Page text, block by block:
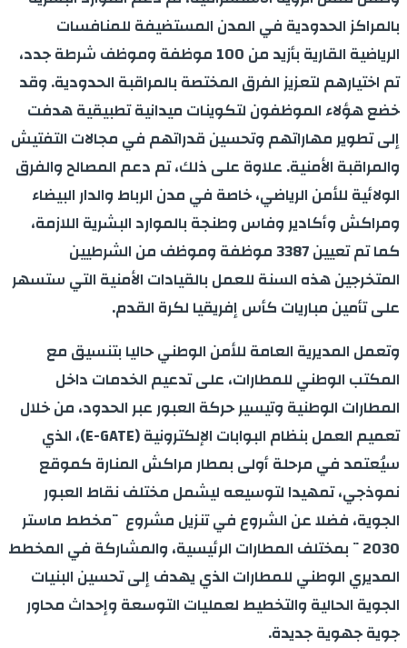
بالمراكز الحدودية في المدن المستضيفة للمنافسات
الرياضية القارية بأزيد من 100 موظفة وموظف شرطة جدد،
تم اختيارهم لتعزيز الفرق المختصة بالمراقبة الحدودية. وقد
خضع هؤلاء الموظفون لتكوينات ميدانية تطبيقية هدفت
إلى تطوير مهاراتهم وتحسين قدراتهم في مجالات التفتيش
والمراقبة الأمنية. علاوة على ذلك، تم دعم المصالح والفرق
الولائية للأمن الرياضي، خاصة في مدن الرباط والدار البيضاء
ومراكش وأكادير وفاس وطنجة بالموارد البشرية اللازمة،
كما تم تعيين 3387 موظفة وموظف من الشرطيين
المتخرجين هذه السنة للعمل بالقيادات الأمنية التي ستسهر
على تأمين مباريات كأس إفريقيا لكرة القدم.
وتعمل المديرية العامة للأمن الوطني حاليا بتنسيق مع
المكتب الوطني للمطارات، على تدعيم الخدمات داخل
المطارات الوطنية وتيسير حركة العبور عبر الحدود، من خلال
تعميم العمل بنظام البوابات الإلكترونية (E-GATE)، الذي
سيُعتمد في مرحلة أولى بمطار مراكش المنارة كموقع
نموذجي، تمهيدا لتوسيعه ليشمل مختلف نقاط العبور
الجوية، فضلا عن الشروع في تنزيل مشروع ¨مخطط ماستر
2030¨ بمختلف المطارات الرئيسية، والمشاركة في المخطط
المديري الوطني للمطارات الذي يهدف إلى تحسين البنيات
الجوية الحالية والتخطيط لعمليات التوسعة وإحداث محاور
جوية جهوية جديدة.